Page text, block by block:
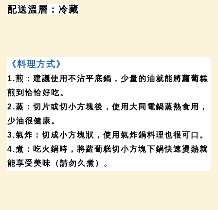
配送溫層：冷藏
《料理方式》
1.煎：建議使用不沾平底鍋，少量的油就能將蘿蔔糕
煎到恰恰好吃。
2.蒸：切片或切小方塊後，使用大同電鍋蒸熱食用，
少油很健康。
3.氣炸：切成小方塊狀，使用氣炸鍋料理也很可口。
4.煮：吃火鍋時，將蘿蔔糕切小方塊下鍋快速燙熱就
能享受美味（請勿久煮）。